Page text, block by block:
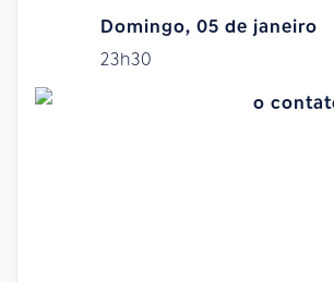
Domingo, 05 de janeiro
23h30